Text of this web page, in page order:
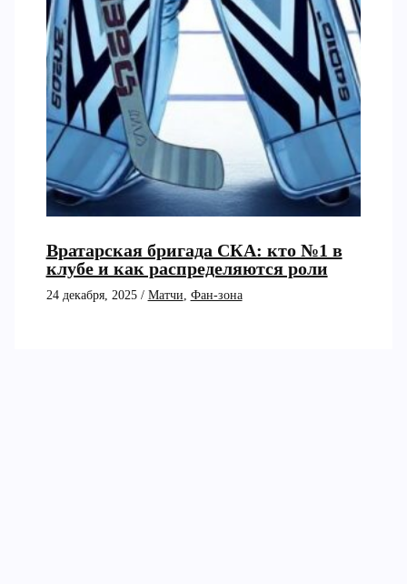
Вратарская бригада СКА: кто №1 в
клубе и как распределяются роли
24 декабря, 2025 / Матчи Фан-зона